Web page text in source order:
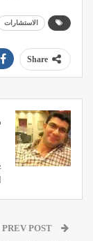
الاستشارات
Share